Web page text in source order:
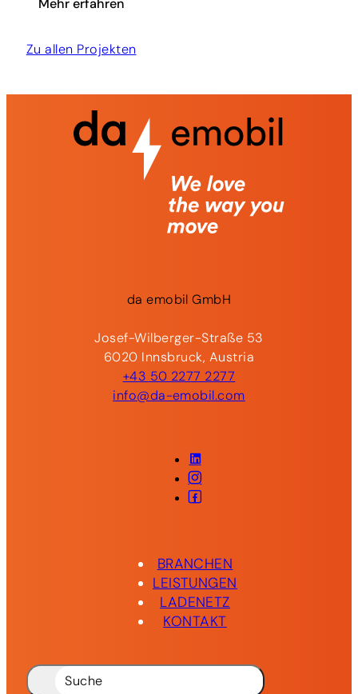
Mehr erfahren
Zu allen Projekten
daemobilGmbH
Josef-Wilberger-Straße 53
6020 Innsbruck, Austria
+43 50 2277 2277
info@da-emobil.com
LinkedIn
Instagram
Facebook
BRANCHEN
LEISTUNGEN
LADENETZ
KONTAKT
Suche